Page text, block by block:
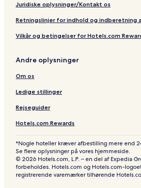
Juridiske oplysninger/Kontakt os
Retningslinjer for indhold og indberetning
Vilkår og betingelser for Hotels.com
Andre oplysninger
Om os
Ledige stillinger
Rejseguider
Hotels.com Rewards
*Nogle hoteller kræver afbestilling mere end
Se flere oplysninger på vores hjemmeside.
© 2026 Hotels.com, L.P. – en del af Expedia
forbeholdes. Hotels.com og Hotels.com-
registrerende varemærker tilhørende